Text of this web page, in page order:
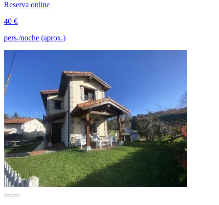
Reserva online
40 €
pers./noche (aprox.)